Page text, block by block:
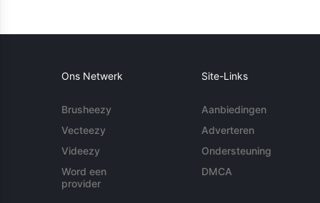
Ons Netwerk
Brusheezy
Vecteezy
Videezy
Word een
provider
Site-Links
Aanbiedingen
Adverteren
Ondersteuning
DMCA